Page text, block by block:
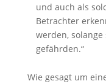
und auch als
Betrachter
werden,
gefährden.“
Wie gesagt um